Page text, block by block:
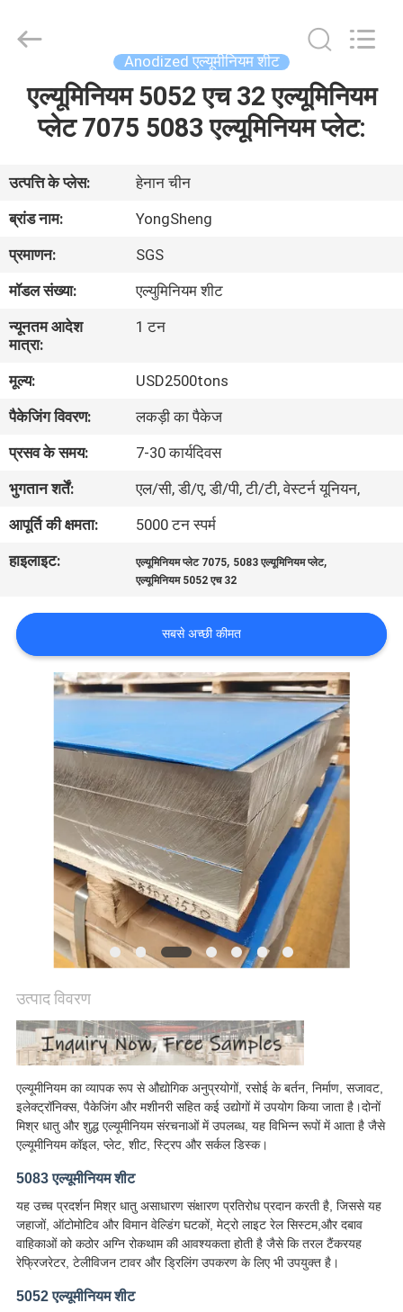
घर
हमारे
बारे
कारखाना
गुणवत्ता
नियंत्रण
संपर्क
मामलों
उद्धरण
अनुरोध
SITEMAP
गोपनीयता
नीति
Aluminum
Industry
Reserved.
Anodized एल्यूमीनियम शीट
एल्यूमिनियम 5052 एच 32 एल्यूमिनियम
प्लेट 7075 5083 एल्यूमिनियम प्लेट:
उत्पत्ति के प्लेस:
हेनान चीन
ब्रांड नाम:
YongSheng
प्रमाणन:
SGS
मॉडल संख्या:
एल्युमिनियम शीट
न्यूनतम आदेश
मात्रा:
1 टन
मूल्य:
USD2500tons
पैकेजिंग विवरण:
लकड़ी का पैकेज
प्रसव के समय:
7-30 कार्यदिवस
भुगतान शर्तें:
एल/सी, डी/ए, डी/पी, टी/टी, वेस्टर्न यूनियन,
आपूर्ति की क्षमता:
5000 टन स्पर्म
हाइलाइट:
एल्यूमिनियम प्लेट 7075, 5083 एल्यूमिनियम प्लेट,
एल्यूमिनियम 5052 एच 32
सबसे अच्छी कीमत
उत्पाद विवरण
एल्यूमीनियम का व्यापक रूप से औद्योगिक अनुप्रयोगों, रसोई के बर्तन, निर्माण, सजावट,
इलेक्ट्रॉनिक्स, पैकेजिंग और मशीनरी सहित कई उद्योगों में उपयोग किया जाता है।दोनों
मिश्र धातु और शुद्ध एल्यूमीनियम संरचनाओं में उपलब्ध, यह विभिन्न रूपों में आता है जैसे
एल्यूमीनियम कॉइल, प्लेट, शीट, स्ट्रिप और सर्कल डिस्क।
5083 एल्यूमीनियम शीट
यह उच्च प्रदर्शन मिश्र धातु असाधारण संक्षारण प्रतिरोध प्रदान करती है, जिससे यह
जहाजों, ऑटोमोटिव और विमान वेल्डिंग घटकों, मेट्रो लाइट रेल सिस्टम,और दबाव
वाहिकाओं को कठोर अग्नि रोकथाम की आवश्यकता होती है जैसे कि तरल टैंकरयह
रेफ्रिजरेटर, टेलीविजन टावर और ड्रिलिंग उपकरण के लिए भी उपयुक्त है।
5052 एल्यूमीनियम शीट